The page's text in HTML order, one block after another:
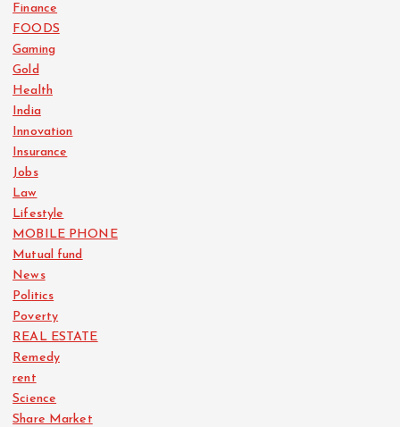
Finance
FOODS
Gaming
Gold
Health
India
Innovation
Insurance
Jobs
Law
Lifestyle
MOBILE PHONE
Mutual fund
News
Politics
Poverty
REAL ESTATE
Remedy
rent
Science
Share Market